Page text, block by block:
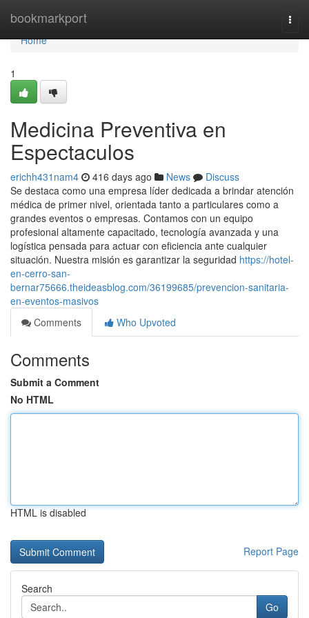
bookmarkport
Home
Home
1
Medicina Preventiva en
Espectaculos
erichh431nam4 416 days ago News
Discuss
Se destaca como una empresa líder dedicada a brindar atención
médica de primer nivel, orientada tanto a particulares como a
grandes eventos o empresas. Contamos con un equipo
profesional altamente capacitado, tecnología avanzada y una
logística pensada para actuar con eficiencia ante cualquier
situación. Nuestra misión es garantizar la seguridad https://hotel-
en-cerro-san-
bernar75666.theideasblog.com/36199685/prevencion-sanitaria-
en-eventos-masivos
Comments
Who Upvoted
Comments
Submit a Comment
No HTML
HTML is disabled
Report Page
Search
Go